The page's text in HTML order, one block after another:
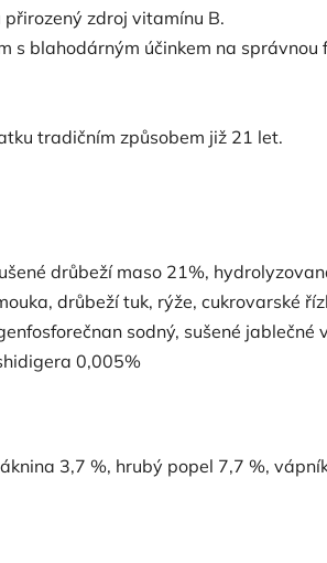
přirozený zdroj vitamínu B.
s blahodárným účinkem na správnou
tradičním způsobem již 21 let.
drůbeží maso 21%,
drůbeží tuk, rýže, cukrovarské
sodný, sušené jablečné
0,005%
3,7 %, hrubý popel 7,7 %,